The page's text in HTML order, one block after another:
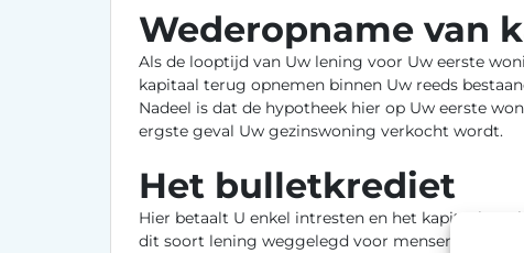
Wederopname van
Als de looptijd van Uw lening voor Uw eerste
kapitaal terug opnemen binnen Uw reeds
Nadeel is dat de hypotheek hier op Uw eerste
ergste geval Uw gezinswoning verkocht wordt.
Het bulletkrediet
Hier betaalt U enkel intresten en het kapitaal pas
dit soort lening weggelegd voor mensen die